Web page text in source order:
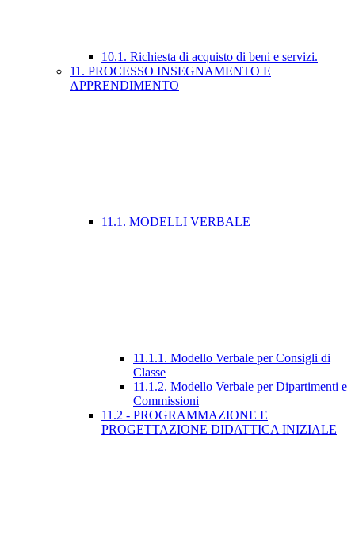
10.1. Richiesta di acquisto di beni e servizi.
11. PROCESSO INSEGNAMENTO E
APPRENDIMENTO
11.1. MODELLI VERBALE
11.1.1. Modello Verbale per Consigli di
Classe
11.1.2. Modello Verbale per Dipartimenti e
Commissioni
11.2 - PROGRAMMAZIONE E
PROGETTAZIONE DIDATTICA INIZIALE